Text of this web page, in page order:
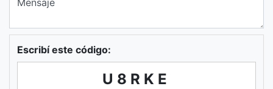
Escribí este código:
U8RKE